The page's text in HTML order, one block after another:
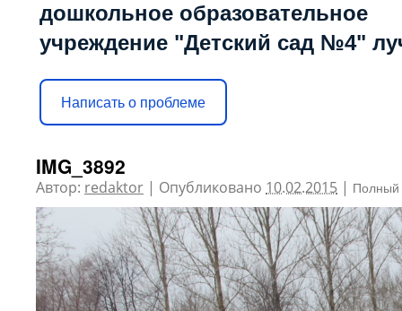
дошкольное образовательное
учреждение "Детский сад №4"
Написать о проблеме
IMG_3892
Автор: redaktor | Опубликовано 10.02.2015 |